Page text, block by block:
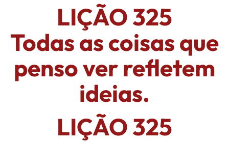
LIÇÃO 325
Todas as coisas que
penso ver refletem
ideias.
LIÇÃO 325